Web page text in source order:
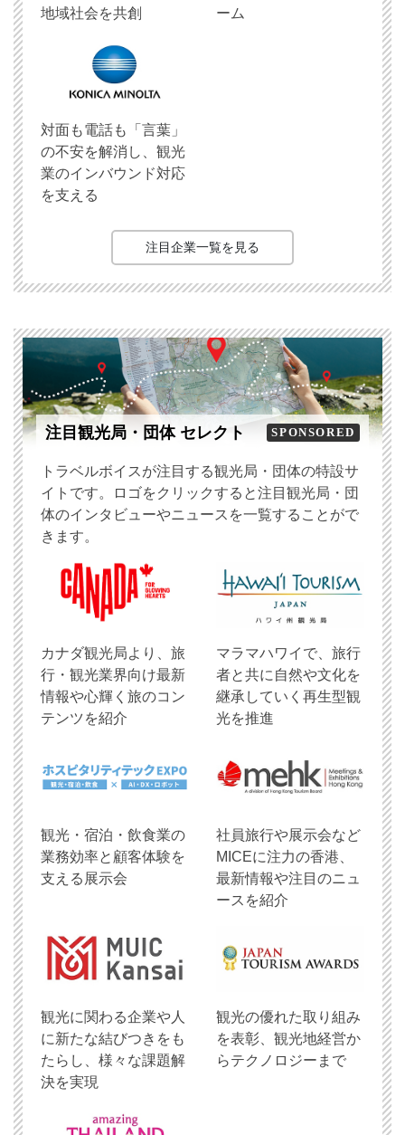
地域社会を共創 ーム
対面も電話も「言葉」
の不安を解消し、観光
業のインバウンド対応
を支える
注目企業一覧を見る
注目観光局・団体 セレクト SPONSORED
トラベルボイスが注目する観光局・団体の特設サ
イトです。ロゴをクリックすると注目観光局・団
体のインタビューやニュースを一覧することがで
きます。
​カナダ観光局より、旅
行・観光業界向け最新
情報や心輝く旅のコン
テンツを紹介
マラマハワイで、旅行
者と共に自然や文化を
継承していく再生型観
光を推進
観光・宿泊・飲食業の
業務効率と顧客体験を
支える展示会
社員旅行や展示会など
MICEに注力の香港、
最新情報や注目のニュ
ースを紹介
観光に関わる企業や人
に新たな結びつきをも
たらし、様々な課題解
決を実現
観光の優れた取り組み
を表彰、観光地経営か
らテクノロジーまで